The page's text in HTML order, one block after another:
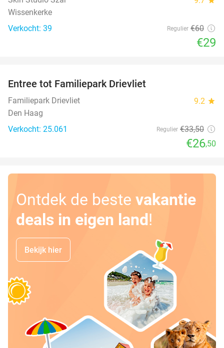
Wissenkerke
Verkocht: 39
Regulier €60
€29
Entree tot Familiepark Drievliet
Familiepark Drievliet 9.2 star
Den Haag
Verkocht: 25.061
Regulier €33,50
€26,50
Ontdek de beste vakantie
deals in eigen land!
Bekijk hier